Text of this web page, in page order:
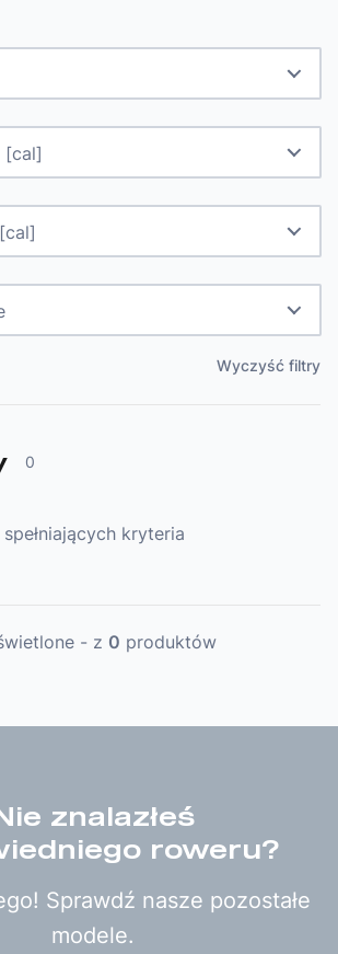
[cal]
Wyczyść filtry
0
kryteria
- z 0 produktów
znalazłeś
roweru?
Sprawdź nasze pozostałe
modele.